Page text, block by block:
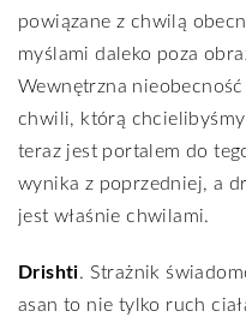
powiązane z chwilą
myślami daleko poza
Wewnętrzna
chwili, którą
teraz jest portalem do
wynika z poprzedniej, a
jest właśnie chwilami.
Drishti. Strażnik
asan to nie tylko ruch